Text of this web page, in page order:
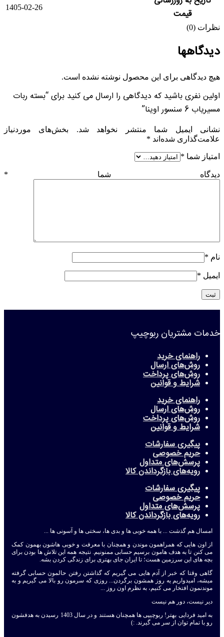
قیمت
1405-02-26
نظرات (0)
دیدگاهها
هیچ دیدگاهی برای این محصول نوشته نشده است.
اولین نفری باشید که دیدگاهی را ارسال می کنید برای “بسته ربات
مسیریاب 6 سنسور اوینا”
نشانی ایمیل شما منتشر نخواهد شد.
بخش‌های موردنیاز
علامت‌گذاری شده‌اند *
امتیاز شما *
دیدگاه شما *
نام *
ایمیل *
خدمات مشتریان ربوچیپ
راهنمای خرید
روش‌های ارسال
روش‌های پرداخت
شرایط و قوانین
راهنمای خرید
روش‌های ارسال
روش‌های پرداخت
شرایط و قوانین
پیگیری سفارشات
حریم خصوصی
پرسش‌های متداول
رویه‌های بازگرداندن کالا
پیگیری سفارشات
حریم خصوصی
پرسش‌های متداول
رویه‌های بازگرداندن کالا
امسال هم گذشت ... با همه خوبی ها و بدی ها، سختی ها و آسونی ها ...
از اون هایی که همراهمون موندن و همچنان با معرفت و خوبی هاشون بهمون کمک
می کنن تا به هدف هامون برسیم حسابی ممنونیم. نتیجه همه این تلاش ها بودن برای
بچه های این سرزمین هست؛ تا ایران جای بهتری برای زندگی کردن بشه.
گاهی وقتا که خبر از آدم هایی می گیریم که گذاشتن رفتن حالمون حسابی گرفته
میشه، امیدواریم یه روز همشون برگردن... روزی که سرمون رو بالا می گیریم و به
موندنمون افتخار می کنیم، به نظرم اون روز ...
دیر نیست، دور هم نیست
به امید فردایی بهتر! ربوچیپی ها همچنان هستند و در سال 1403 رسیدن به هدفشون
رو با تمام توان از سر می گیرند. :)